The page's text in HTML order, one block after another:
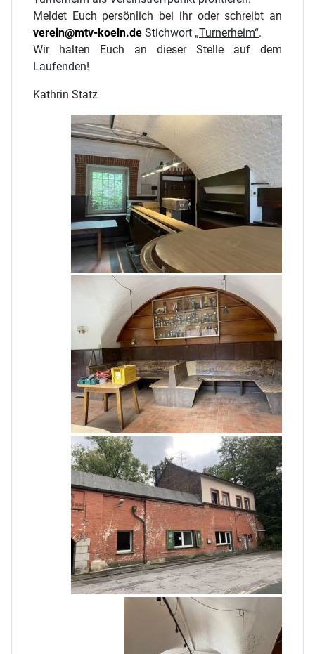
Meldet Euch persönlich bei ihr oder schreibt an
verein@mtv-koeln.de Stichwort „Turnerheim“.
Wir halten Euch an dieser Stelle auf dem
Laufenden!
Kathrin Statz